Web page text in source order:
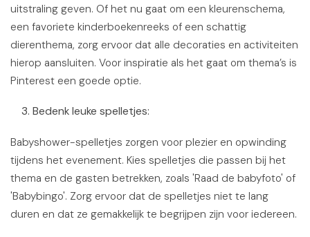
uitstraling geven. Of het nu gaat om een kleurenschema,
een favoriete kinderboekenreeks of een schattig
dierenthema, zorg ervoor dat alle decoraties en activiteiten
hierop aansluiten. Voor inspiratie als het gaat om thema’s is
Pinterest een goede optie.
3. Bedenk leuke spelletjes:
Babyshower-spelletjes zorgen voor plezier en opwinding
tijdens het evenement. Kies spelletjes die passen bij het
thema en de gasten betrekken, zoals 'Raad de babyfoto' of
'Babybingo'. Zorg ervoor dat de spelletjes niet te lang
duren en dat ze gemakkelijk te begrijpen zijn voor iedereen.